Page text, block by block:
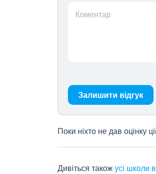
Коментар
Залишити відгук
Поки ніхто не дав оцінку
Дивіться такожусі школи